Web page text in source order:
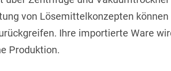
von Lösemittelkonzepten
Ihre importierte Ware
Produktion.